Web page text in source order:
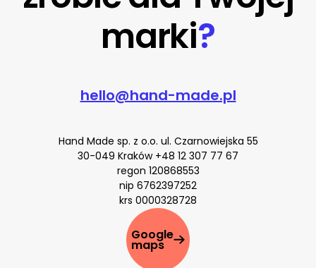
marki?
hello@hand-made.pl
Hand Made sp. z o.o. ul. Czarnowiejska 55
30-049 Kraków +48 12 307 77 67
regon 120868553
nip 6762397252
krs 0000328728
Google
maps